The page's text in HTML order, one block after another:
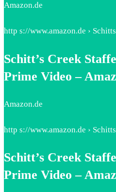
Amazon.de
http s://www.amazon.de ›
Schitt’s Creek
Prime Video –
Amazon.de
http s://www.amazon.de ›
Schitt’s Creek
Prime Video –